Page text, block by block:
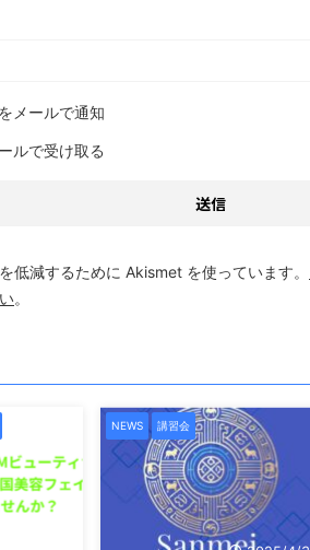
メールで通知
ルで受け取る
低減するために Akismet を使っています。
。
NEWS 講習会